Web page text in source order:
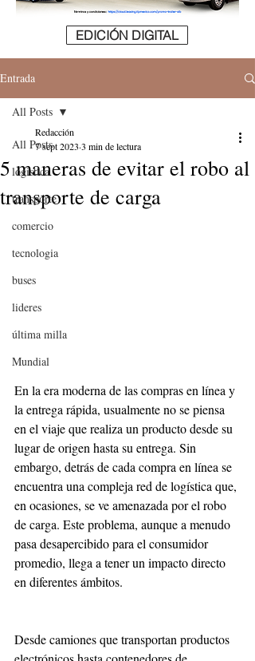
EDICIÓN DIGITAL
Entrada
All Posts
logistica
transporte
comercio
tecnologia
buses
lideres
última milla
Mundial
All Posts
5 maneras de evitar el robo al
transporte de carga
Redacción
7 sept 2023 3 min de lectura
En la era moderna de las compras en línea y
la entrega rápida, usualmente no se piensa
en el viaje que realiza un producto desde su
lugar de origen hasta su entrega. Sin
embargo, detrás de cada compra en línea se
encuentra una compleja red de logística que,
en ocasiones, se ve amenazada por el robo
de carga. Este problema, aunque a menudo
pasa desapercibido para el consumidor
promedio, llega a tener un impacto directo
en diferentes ámbitos.
Desde camiones que transportan productos